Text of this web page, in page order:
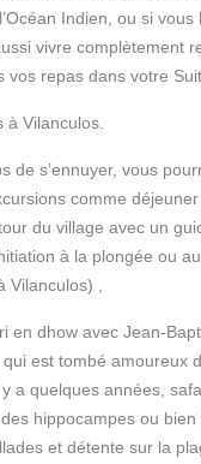
Indien, ou si vous
vivre complètement
vos repas dans votre
Vilanculos.
de s’ennuyer, vous
comme
du village avec un
à la plongée ou
,
en dhow avec Jean-
est tombé amoureux
a quelques années,
hippocampes ou bien
et détente sur la